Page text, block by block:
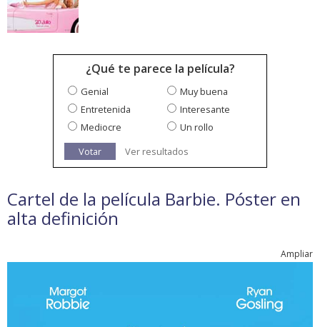
¿Qué te parece la película?
Genial
Muy buena
Entretenida
Interesante
Mediocre
Un rollo
Votar
Ver resultados
Cartel de la película Barbie. Póster en
alta definición
Ampliar